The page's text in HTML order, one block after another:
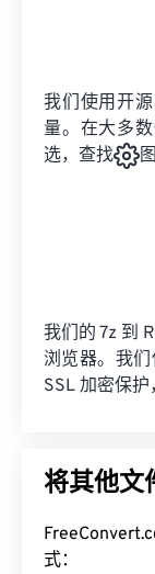
我们使用开
量。在大多
选，查找
我们的 7z 到
浏览器。我
SSL 加密保护
将其他文
式：